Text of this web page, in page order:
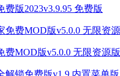
费版2023v3.9.95 免费版
费MOD版v5.0.0 无限资源版